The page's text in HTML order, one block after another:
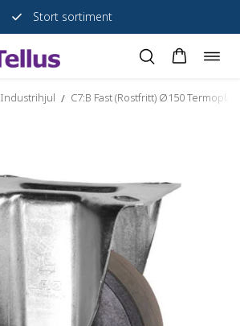
Stort sortiment
Industrihjul / C7:B Fast (Rostfritt) Ø150